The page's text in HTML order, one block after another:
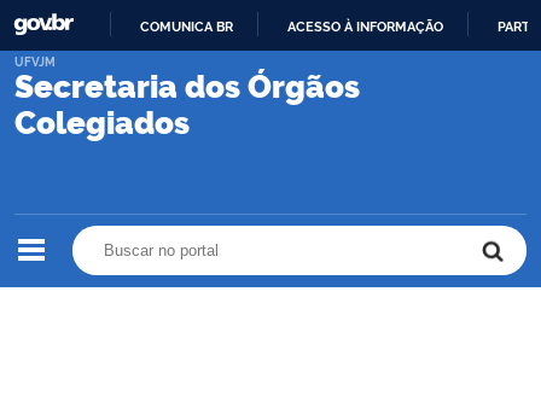
PARA
COMUNICA BR ACESSO À INFORMAÇÃO
Secretaria dos Órgãos
Colegiados
UFVJM